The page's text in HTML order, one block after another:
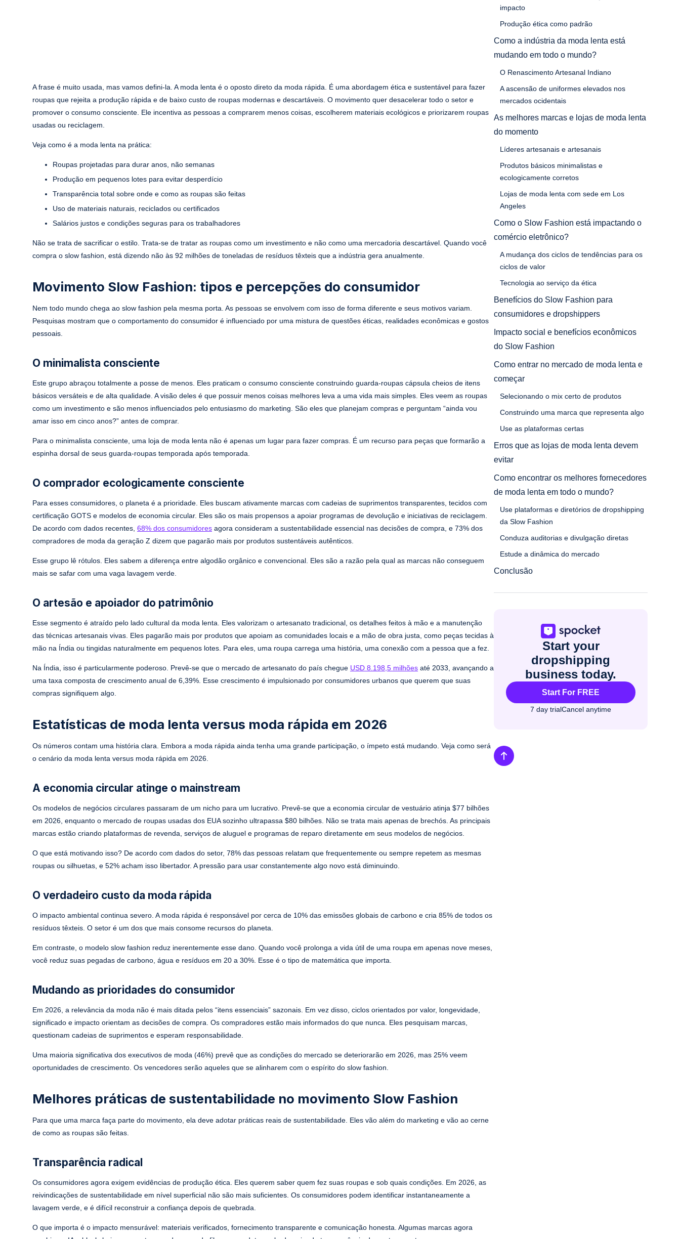
A frase é muito usada, mas vamos defini-la. A moda lenta é o oposto direto da moda rápida. É uma abordagem ética e sustentável para fazer
roupas que rejeita a produção rápida e de baixo custo de roupas modernas e descartáveis. O movimento quer desacelerar todo o setor e
promover o consumo consciente. Ele incentiva as pessoas a comprarem menos coisas, escolherem materiais ecológicos e priorizarem roupas
usadas ou reciclagem.
Veja como é a moda lenta na prática:
Roupas projetadas para durar anos, não semanas
Produção em pequenos lotes para evitar desperdício
Transparência total sobre onde e como as roupas são feitas
Uso de materiais naturais, reciclados ou certificados
Salários justos e condições seguras para os trabalhadores
Não se trata de sacrificar o estilo. Trata-se de tratar as roupas como um investimento e não como uma mercadoria descartável. Quando você
compra o slow fashion, está dizendo não às 92 milhões de toneladas de resíduos têxteis que a indústria gera anualmente.
Movimento Slow Fashion: tipos e percepções do consumidor
Nem todo mundo chega ao slow fashion pela mesma porta. As pessoas se envolvem com isso de forma diferente e seus motivos variam.
Pesquisas mostram que o comportamento do consumidor é influenciado por uma mistura de questões éticas, realidades econômicas e gostos
pessoais.
O minimalista consciente
Este grupo abraçou totalmente a posse de menos. Eles praticam o consumo consciente construindo guarda-roupas cápsula cheios de itens
básicos versáteis e de alta qualidade. A visão deles é que possuir menos coisas melhores leva a uma vida mais simples. Eles veem as roupas
como um investimento e são menos influenciados pelo entusiasmo do marketing. São eles que planejam compras e perguntam “ainda vou
amar isso em cinco anos?” antes de comprar.
Para o minimalista consciente, uma loja de moda lenta não é apenas um lugar para fazer compras. É um recurso para peças que formarão a
espinha dorsal de seus guarda-roupas temporada após temporada.
O comprador ecologicamente consciente
Para esses consumidores, o planeta é a prioridade. Eles buscam ativamente marcas com cadeias de suprimentos transparentes, tecidos com
certificação GOTS e modelos de economia circular. Eles são os mais propensos a apoiar programas de devolução e iniciativas de reciclagem.
De acordo com dados recentes, 68% dos consumidores agora consideram a sustentabilidade essencial nas decisões de compra, e 73% dos
compradores de moda da geração Z dizem que pagarão mais por produtos sustentáveis autênticos.
Esse grupo lê rótulos. Eles sabem a diferença entre algodão orgânico e convencional. Eles são a razão pela qual as marcas não conseguem
mais se safar com uma vaga lavagem verde.
O artesão e apoiador do patrimônio
Esse segmento é atraído pelo lado cultural da moda lenta. Eles valorizam o artesanato tradicional, os detalhes feitos à mão e a manutenção
das técnicas artesanais vivas. Eles pagarão mais por produtos que apoiam as comunidades locais e a mão de obra justa, como peças tecidas à
mão na Índia ou tingidas naturalmente em pequenos lotes. Para eles, uma roupa carrega uma história, uma conexão com a pessoa que a fez.
Na Índia, isso é particularmente poderoso. Prevê-se que o mercado de artesanato do país chegue USD 8.198,5 milhões até 2033, avançando a
uma taxa composta de crescimento anual de 6,39%. Esse crescimento é impulsionado por consumidores urbanos que querem que suas
compras signifiquem algo.
Estatísticas de moda lenta versus moda rápida em 2026
Os números contam uma história clara. Embora a moda rápida ainda tenha uma grande participação, o ímpeto está mudando. Veja como será
o cenário da moda lenta versus moda rápida em 2026.
A economia circular atinge o mainstream
Os modelos de negócios circulares passaram de um nicho para um lucrativo. Prevê-se que a economia circular de vestuário atinja $77 bilhões
em 2026, enquanto o mercado de roupas usadas dos EUA sozinho ultrapassa $80 bilhões. Não se trata mais apenas de brechós. As principais
marcas estão criando plataformas de revenda, serviços de aluguel e programas de reparo diretamente em seus modelos de negócios.
O que está motivando isso? De acordo com dados do setor, 78% das pessoas relatam que frequentemente ou sempre repetem as mesmas
roupas ou silhuetas, e 52% acham isso libertador. A pressão para usar constantemente algo novo está diminuindo.
O verdadeiro custo da moda rápida
O impacto ambiental continua severo. A moda rápida é responsável por cerca de 10% das emissões globais de carbono e cria 85% de todos os
resíduos têxteis. O setor é um dos que mais consome recursos do planeta.
Em contraste, o modelo slow fashion reduz inerentemente esse dano. Quando você prolonga a vida útil de uma roupa em apenas nove meses,
você reduz suas pegadas de carbono, água e resíduos em 20 a 30%. Esse é o tipo de matemática que importa.
Mudando as prioridades do consumidor
Em 2026, a relevância da moda não é mais ditada pelos “itens essenciais” sazonais. Em vez disso, ciclos orientados por valor, longevidade,
significado e impacto orientam as decisões de compra. Os compradores estão mais informados do que nunca. Eles pesquisam marcas,
questionam cadeias de suprimentos e esperam responsabilidade.
Uma maioria significativa dos executivos de moda (46%) prevê que as condições do mercado se deteriorarão em 2026, mas 25% veem
oportunidades de crescimento. Os vencedores serão aqueles que se alinharem com o espírito do slow fashion.
Melhores práticas de sustentabilidade no movimento Slow Fashion
Para que uma marca faça parte do movimento, ela deve adotar práticas reais de sustentabilidade. Eles vão além do marketing e vão ao cerne
de como as roupas são feitas.
Transparência radical
Os consumidores agora exigem evidências de produção ética. Eles querem saber quem fez suas roupas e sob quais condições. Em 2026, as
reivindicações de sustentabilidade em nível superficial não são mais suficientes. Os consumidores podem identificar instantaneamente a
lavagem verde, e é difícil reconstruir a confiança depois de quebrada.
O que importa é o impacto mensurável: materiais verificados, fornecimento transparente e comunicação honesta. Algumas marcas agora
impacto
Produção ética como padrão
Como a indústria da moda lenta está
mudando em todo o mundo?
O Renascimento Artesanal Indiano
A ascensão de uniformes elevados nos
mercados ocidentais
As melhores marcas e lojas de moda lenta
do momento
Líderes artesanais e artesanais
Produtos básicos minimalistas e
ecologicamente corretos
Lojas de moda lenta com sede em Los
Angeles
Como o Slow Fashion está impactando o
comércio eletrônico?
A mudança dos ciclos de tendências para os
ciclos de valor
Tecnologia ao serviço da ética
Benefícios do Slow Fashion para
consumidores e dropshippers
Impacto social e benefícios econômicos
do Slow Fashion
Como entrar no mercado de moda lenta e
começar
Selecionando o mix certo de produtos
Construindo uma marca que representa algo
Use as plataformas certas
Erros que as lojas de moda lenta devem
evitar
Como encontrar os melhores fornecedores
de moda lenta em todo o mundo?
Use plataformas e diretórios de dropshipping
da Slow Fashion
Conduza auditorias e divulgação diretas
Estude a dinâmica do mercado
Conclusão
Start your
dropshipping
business today.
Start For FREE
7 day trialCancel anytime